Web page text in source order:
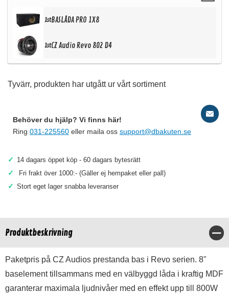
1stBASLÅDA PRO 1X8
1stCZ Audio Revo 802 D4
Tyvärr, produkten har utgått ur vårt sortiment
Behöver du hjälp? Vi finns här!
Ring 031-225560 eller maila oss support@dbakuten.se
✓ 14 dagars öppet köp - 60 dagars bytesrätt
✓ Fri frakt över 1000:- (Gäller ej hempaket eller pall)
✓ Stort eget lager snabba leveranser
Produktbeskrivning
Paketpris på CZ Audios prestanda bas i Revo serien. 8"
baselement tillsammans med en välbyggd låda i kraftig MDF
garanterar maximala ljudnivåer med en effekt upp till 800W